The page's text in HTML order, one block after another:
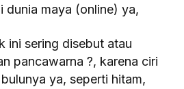
dunia maya (online) ya,
ini sering disebut atau
pancawarna ?, karena ciri
ya, seperti hitam,